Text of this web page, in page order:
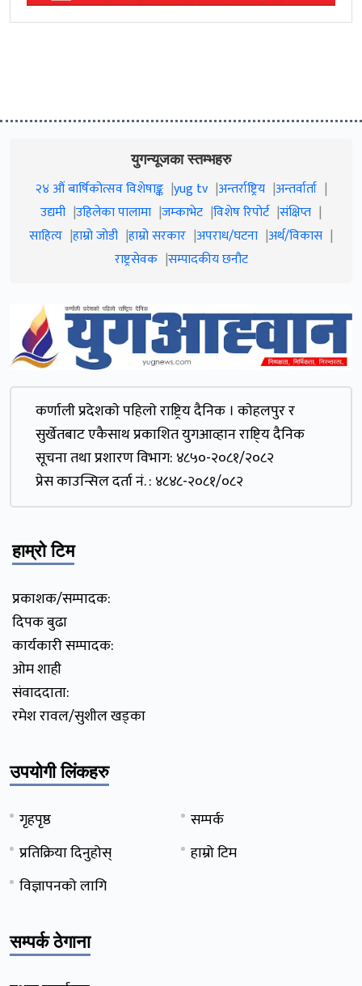
युगन्यूजका स्तम्भहरु
२४ औं बार्षिकोत्सव विशेषाङ्क yug tv अन्तर्राष्ट्रिय अन्तर्वार्ता
उद्यमी उहिलेका पालामा जम्काभेट विशेष रिपोर्ट संक्षिप्त
साहित्य हाम्रो जाेडी हाम्रो सरकार अपराध/घटना अर्थ/विकास
राष्ट्रसेवक सम्पादकीय छनौट
कर्णाली प्रदेशकाे पहिलाे राष्ट्रिय दैनिक । काेहलपुर र
सुर्खेतबाट एकैसाथ प्रकाशित युगआव्हान राष्टि्य दैनिक
सूचना तथा प्रशारण विभाग: ४८५०-२०८१/२०८२
प्रेस काउन्सिल दर्ता नं. : ४८४८-२०८१/०८२
हाम्रो टिम
प्रकाशक/सम्पादक:
दिपक बुढा
कार्यकारी सम्पादक:
ओम शाही
संवाददाता:
रमेश रावल/सुशील खड्का
उपयोगी लिंकहरु
गृहपृष्ठ
सम्पर्क
प्रतिक्रिया दिनुहोस्
हाम्रो टिम
विज्ञापनको लागि
सम्पर्क ठेगाना